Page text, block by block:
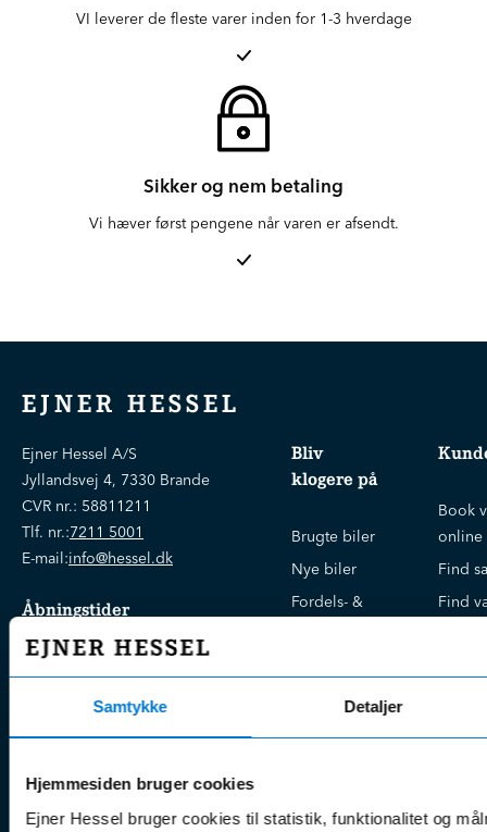
Samtykke Detaljer
Hjemmesiden bruger cookies
Ejner Hessel bruger cookies til statistik, funktionalitet og
VI leverer de fleste varer inden for 1-3 hverdage
Sikker og nem betaling
Vi hæver først pengene når varen er afsendt.
EJNER HESSEL
Ejner Hessel A/S
Jyllandsvej 4, 7330 Brande
CVR nr.: 58811211
Tlf. nr.:7211 5001
E-mail:info@hessel.dk
Åbningstider
Man - Fre:
07.30 - 17.30
Bliv
klogere på
Brugte biler
Nye biler
Fordels- &
Kampagner
& nyheder
Book
online
Find
Find